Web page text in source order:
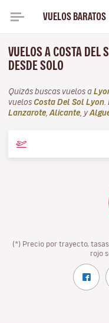
VUELOS BARATOS
VUELOS A COSTA DEL
DESDE SOLO
Quizás buscas vuelos a
vuelos Costa Del Sol Lyon
Lanzarote Alicante , y
(*) Precio por trayecto,
rojo